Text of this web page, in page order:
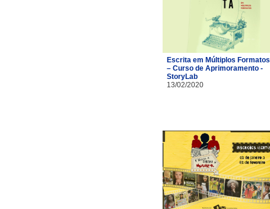
Escrita em Múltiplos Formatos
– Curso de Aprimoramento -
StoryLab
13/02/2020